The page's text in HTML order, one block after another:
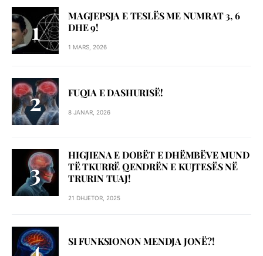
MAGJEPSJA E TESLËS ME NUMRAT 3, 6
DHE 9!
1 MARS, 2026
FUQIA E DASHURISË!
8 JANAR, 2026
HIGJIENA E DOBËT E DHËMBËVE MUND
TË TKURRË QENDRËN E KUJTESËS NË
TRURIN TUAJ!
21 DHJETOR, 2025
SI FUNKSIONON MENDJA JONË?!